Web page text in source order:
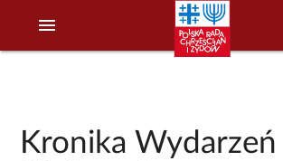
menu
Kronika Wydarzeń